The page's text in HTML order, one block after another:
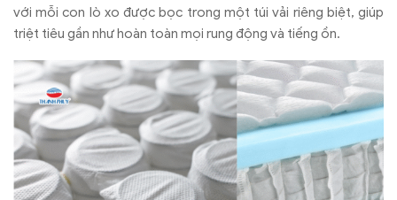
với mỗi con lò xođược bọc trong một túi vải riêng biệt, giúp
triệt tiêu gần như hoàn toàn mọi rung động và tiếng ồn.